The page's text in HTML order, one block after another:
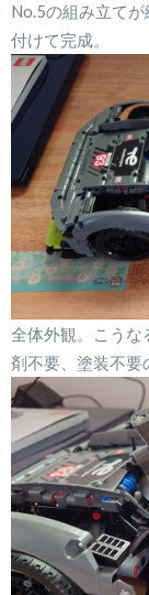
No.5の組み立て
付けて完成。
全体外観。こうな
剤不要、塗装不要